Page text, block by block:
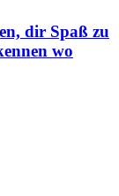
dir Spaß zu
wo